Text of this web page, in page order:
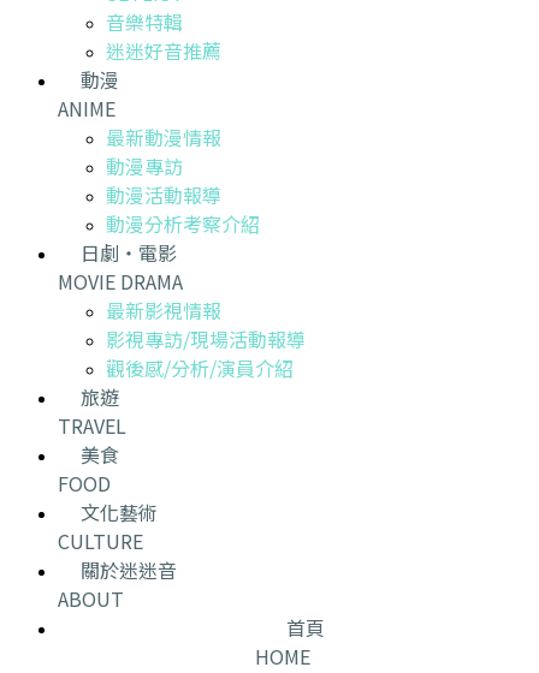
音樂特輯
迷迷好音推薦
動漫
ANIME
最新動漫情報
動漫專訪
動漫活動報導
動漫分析考察介紹
日劇・電影
MOVIE DRAMA
最新影視情報
影視專訪/現場活動報導
觀後感/分析/演員介紹
旅遊
TRAVEL
美食
FOOD
文化藝術
CULTURE
關於迷迷音
ABOUT
首頁
HOME